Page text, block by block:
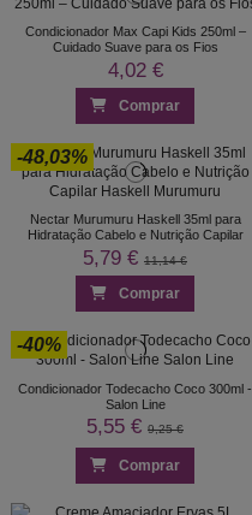
Condicionador Max Capi Kids 250ml –
Cuidado Suave para os Fios
4,02 €
Comprar
-48,03%
Nectar Murumuru Haskell 35ml para
Hidratação Cabelo e Nutrição Capilar
5,79 € 11,14 €
Comprar
-40%
Condicionador Todecacho Coco 300ml -
Salon Line
5,55 € 9,25 €
Comprar